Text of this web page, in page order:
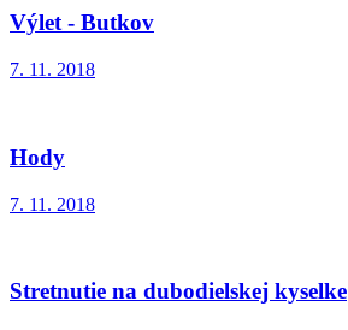
Výlet - Butkov
7. 11. 2018
Hody
7. 11. 2018
Stretnutie na dubodielskej kyselke